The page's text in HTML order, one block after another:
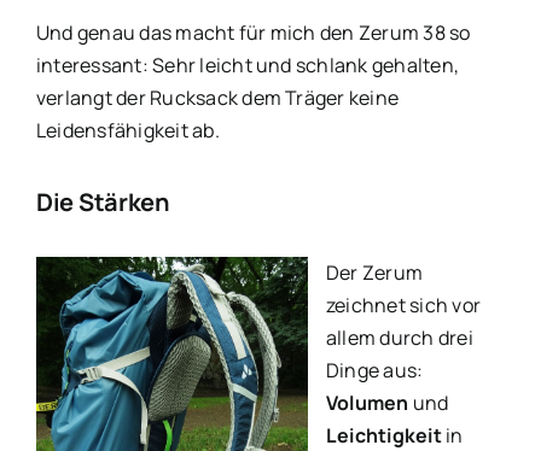
Und genau das macht für mich den Zerum 38 so
interessant: Sehr leicht und schlank gehalten,
verlangt der Rucksack dem Träger keine
Leidensfähigkeit ab.
Die Stärken
Der Zerum
zeichnet sich vor
allem durch drei
Dinge aus:
Volumen und
Leichtigkeitin